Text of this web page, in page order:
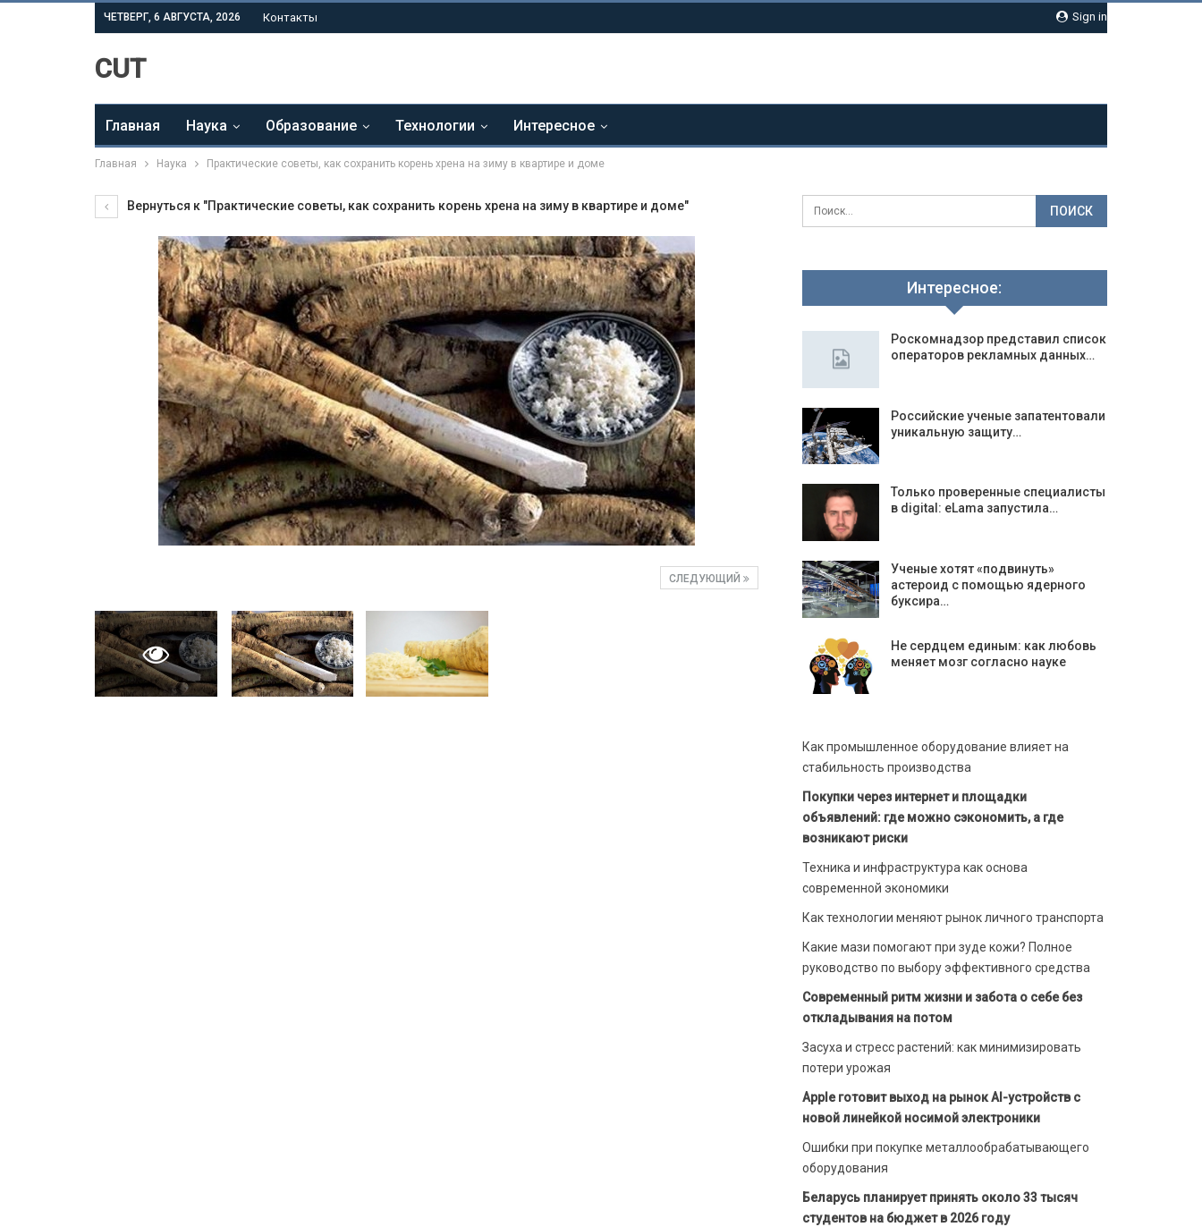
Sign in
ЧЕТВЕРГ, 6 АВГУСТА, 2026 Контакты
CUT
Главная Наука Образование Технологии Интересное
Главная Наука Практические советы, как сохранить корень хрена на зиму в квартире и доме
Вернуться к "Практические советы, как сохранить корень хрена на зиму в квартире и доме"
СЛЕДУЮЩИЙ
Интересное:
Роскомнадзор представил список
операторов рекламных данных…
Российские ученые запатентовали
уникальную защиту…
Только проверенные специалисты
в digital: eLama запустила…
Ученые хотят «подвинуть»
астероид с помощью ядерного
буксира…
Не сердцем единым: как любовь
меняет мозг согласно науке
Как промышленное оборудование влияет на
стабильность производства
Покупки через интернет и площадки
объявлений: где можно сэкономить, а где
возникают риски
Техника и инфраструктура как основа
современной экономики
Как технологии меняют рынок личного транспорта
Какие мази помогают при зуде кожи? Полное
руководство по выбору эффективного средства
Современный ритм жизни и забота о себе без
откладывания на потом
Засуха и стресс растений: как минимизировать
потери урожая
Apple готовит выход на рынок AI-устройств с
новой линейкой носимой электроники
Ошибки при покупке металлообрабатывающего
оборудования
Беларусь планирует принять около 33 тысяч
студентов на бюджет в 2026 году